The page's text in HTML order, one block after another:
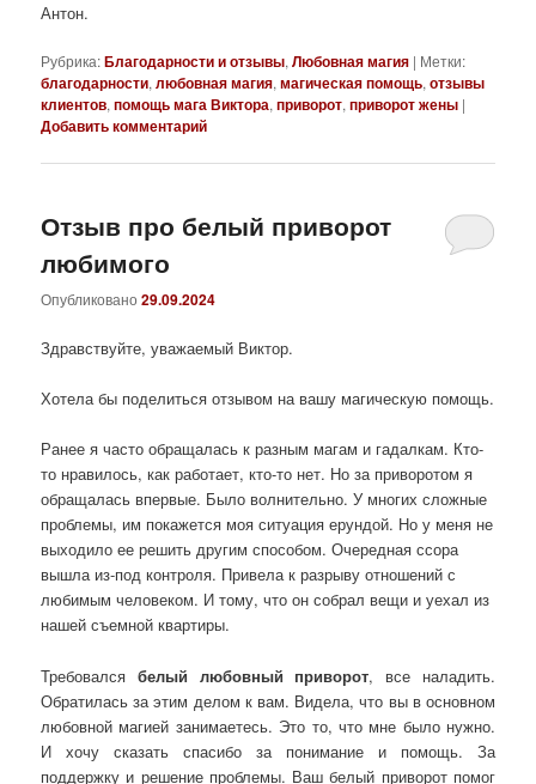
Антон.
Рубрика:Благодарности и отзывы,Любовная магия | Метки:
благодарности,любовная магия,магическая помощь,отзывы
клиентов,помощь мага Виктора,приворот,приворот жены |
Добавить комментарий
Отзыв про белый приворот
любимого
Опубликовано29.09.2024
Здравствуйте, уважаемый Виктор.
Хотела бы поделиться отзывом на вашу магическую помощь.
Ранее я часто обращалась к разным магам и гадалкам. Кто-
то нравилось, как работает, кто-то нет. Но за приворотом я
обращалась впервые. Было волнительно. У многих сложные
проблемы, им покажется моя ситуация ерундой. Но у меня не
выходило ее решить другим способом. Очередная ссора
вышла из-под контроля. Привела к разрыву отношений с
любимым человеком. И тому, что он собрал вещи и уехал из
нашей съемной квартиры.
Требовался белый любовный приворот, все наладить.
Обратилась за этим делом к вам. Видела, что вы в основном
любовной магией занимаетесь. Это то, что мне было нужно.
И хочу сказать спасибо за понимание и помощь. За
поддержку и решение проблемы. Ваш белый приворот помог